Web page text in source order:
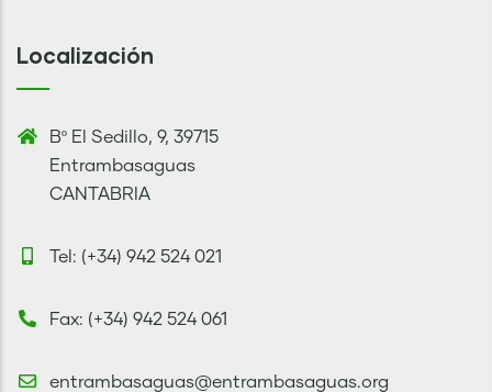
Localización
Bº El Sedillo, 9, 39715
Entrambasaguas
CANTABRIA
Tel: (+34) 942 524 021
Fax: (+34) 942 524 061
entrambasaguas@entrambasaguas.org